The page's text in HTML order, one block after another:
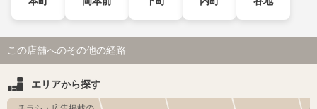
この店舗へのその他の経路
エリアから探す